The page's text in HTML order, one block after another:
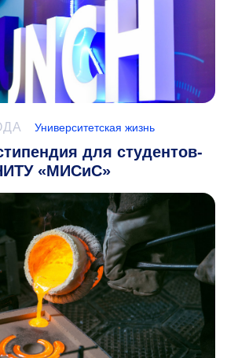
Университетская жизнь
для студентов-
«МИСиС»